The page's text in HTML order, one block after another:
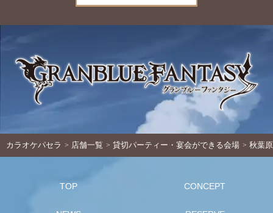
カラオケパセラ 店舗一覧 貸切パーティー・宴会ができる会場 秋葉
TOP CONCEPT